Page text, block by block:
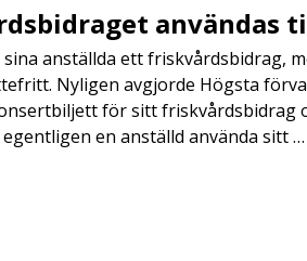
användas
anställda ett friskvårdsbidrag,
Nyligen avgjorde Högsta
för sitt friskvårdsbidrag
en anställd använda sitt …